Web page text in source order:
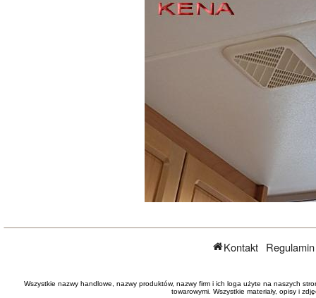
Kontakt
Wszystkie nazwy handlowe, nazwy produktów, nazwy firm i ich loga użyte na naszych
towarowymi. Wszystkie materiały, opisy i